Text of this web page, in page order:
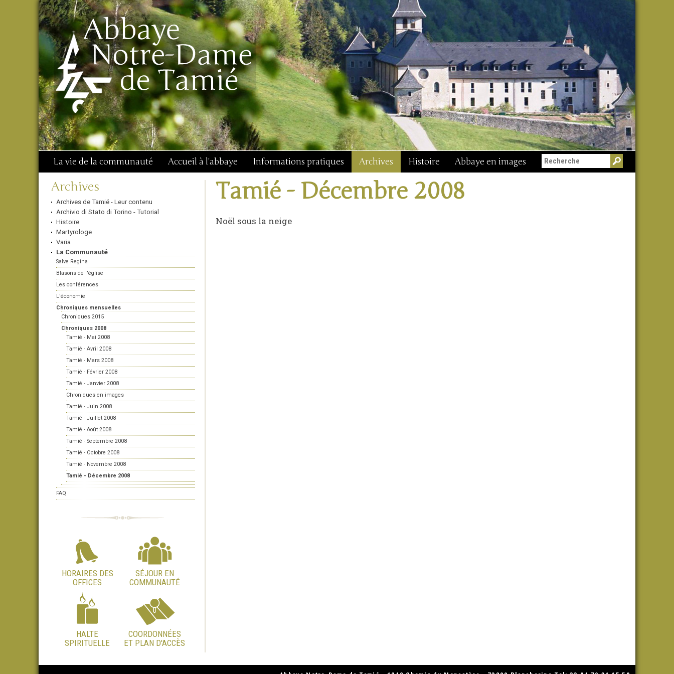
Aller
au
contenu.
|
Aller
à
navigation
Outils
personnels
Chercher par
Recherche
avancée…
La vie de la communauté Accueil à l'abbaye Informations pratiques Archives Histoire Abbaye en images
Navigation
Archives
Archives de Tamié - Leur contenu
Archivio di Stato di Torino - Tutorial
Histoire
Martyrologe
Varia
La Communauté
Salve Regina
Blasons de l'église
Les conférences
L'économie
Chroniques mensuelles
Chroniques 2015
Chroniques 2008
Tamié - Mai 2008
Tamié - Avril 2008
Tamié - Mars 2008
Tamié - Février 2008
Tamié - Janvier 2008
Chroniques en images
Tamié - Juin 2008
Tamié - Juillet 2008
Tamié - Août 2008
Tamié - Septembre 2008
Tamié - Octobre 2008
Tamié - Novembre 2008
Tamié - Décembre 2008
FAQ
HORAIRES DES
OFFICES
SÉJOUR EN
COMMUNAUTÉ
HALTE
SPIRITUELLE
COORDONNÉES
ET PLAN D'ACCÈS
Tamié - Décembre 2008
Noël sous la neige